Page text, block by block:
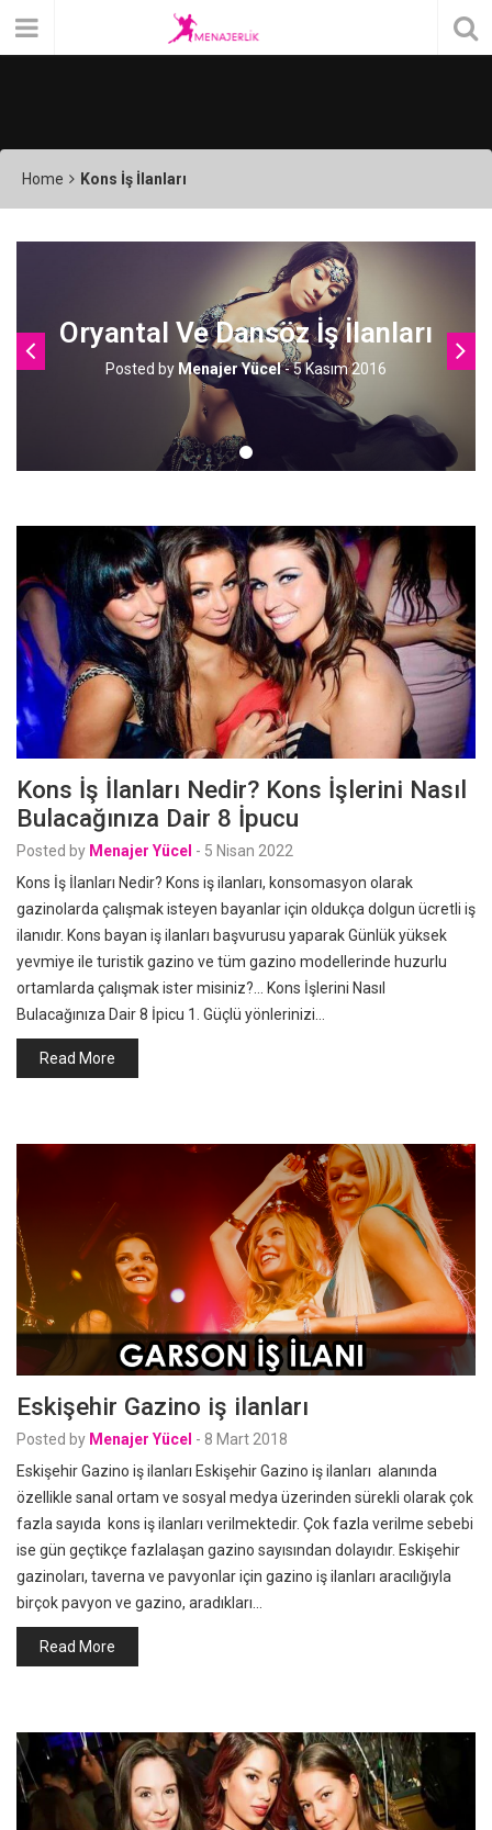
Home Kons İş İlanları
Oryantal Ve Dansöz İş İlanları
Posted by Menajer Yücel-5 Kasım 2016
Kons İş İlanları Nedir? Kons İşlerini Nasıl
Bulacağınıza Dair 8 İpucu
Posted by Menajer Yücel - 5 Nisan 2022
Kons İş İlanları Nedir? Kons iş ilanları, konsomasyon olarak
gazinolarda çalışmak isteyen bayanlar için oldukça dolgun ücretli iş
ilanıdır. Kons bayan iş ilanları başvurusu yaparak Günlük yüksek
yevmiye ile turistik gazino ve tüm gazino modellerinde huzurlu
ortamlarda çalışmak ister misiniz?… Kons İşlerini Nasıl
Bulacağınıza Dair 8 İpicu 1. Güçlü yönlerinizi…
Read More
Eskişehir Gazino iş ilanları
Posted by Menajer Yücel - 8 Mart 2018
Eskişehir Gazino iş ilanları Eskişehir Gazino iş ilanları alanında
özellikle sanal ortam ve sosyal medya üzerinden sürekli olarak çok
fazla sayıda kons iş ilanları verilmektedir. Çok fazla verilme sebebi
ise gün geçtikçe fazlalaşan gazino sayısından dolayıdır. Eskişehir
gazinoları, taverna ve pavyonlar için gazino iş ilanları aracılığıyla
birçok pavyon ve gazino, aradıkları…
Read More